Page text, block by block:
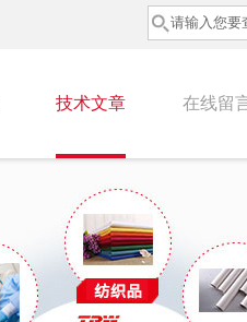
技术文章 在线留